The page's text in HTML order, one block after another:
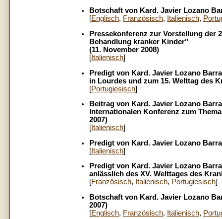
Botschaft von Kard. Javier Lozano
[Englisch, Französisch, Italienisch,
Pressekonferenz zur Vorstellung der
Behandlung kranker Kinder"
(11. November 2008)
[ Italienisch]
Predigt von Kard. Javier Lozano
in Lourdes und zum 15. Welttag des
[Portugiesisch]
Beitrag von Kard. Javier Lozano
Internationalen Konferenz zum
2007)
[ Italienisch]
Predigt von Kard. Javier Lozano
[ Italienisch]
Predigt von Kard. Javier Lozano
anlässlich des XV. Welttages des
[Französisch, Italienisch, Portugiesisch]
Botschaft von Kard. Javier Lozano
2007)
[Englisch, Französisch, Italienisch,